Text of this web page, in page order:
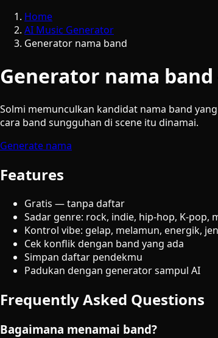
Home
AI Music Generator
Generator nama band
Generator nama
Solmi memunculkan kandidat nama band
cara band sungguhan di scene itu dinamai.
Generate nama
Features
Gratis — tanpa daftar
Sadar genre: rock, indie, hip-hop, K-pop,
Kontrol vibe: gelap, melamun, energik,
Cek konflik dengan band yang ada
Simpan daftar pendekmu
Padukan dengan generator sampul AI
Frequently Asked Questions
Bagaimana menamai band?